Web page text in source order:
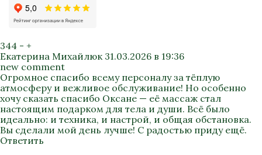
344 - +
Екатерина Михайлюк 31.03.2026 в 19:36
new comment
Огромное спасибо всему персоналу за тёплую
атмосферу и вежливое обслуживание! Но особенно
хочу сказать спасибо Оксане — её массаж стал
настоящим подарком для тела и души. Всё было
идеально: и техника, и настрой, и общая обстановка.
Вы сделали мой день лучше! С радостью приду ещё.
Ответить